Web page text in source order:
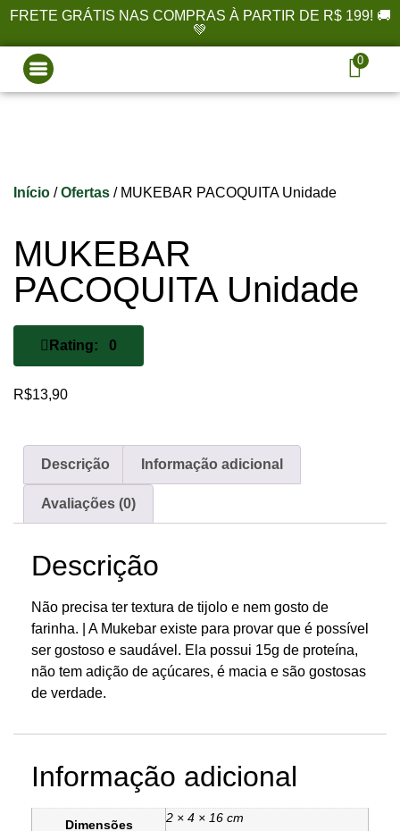
FRETE GRÁTIS NAS COMPRAS À PARTIR DE R$ 199! 🚚
💚
0
Início /Ofertas / MUKEBAR PACOQUITA Unidade
MUKEBAR
PACOQUITA Unidade
Rating: 0
R$13,90
Descrição Informação adicional
Avaliações (0)
Descrição
Não precisa ter textura de tijolo e nem gosto de
farinha. | A Mukebar existe para provar que é possível
ser gostoso e saudável. Ela possui 15g de proteína,
não tem adição de açúcares, é macia e são gostosas
de verdade.
Informação adicional
Dimensões 2 × 4 × 16 cm